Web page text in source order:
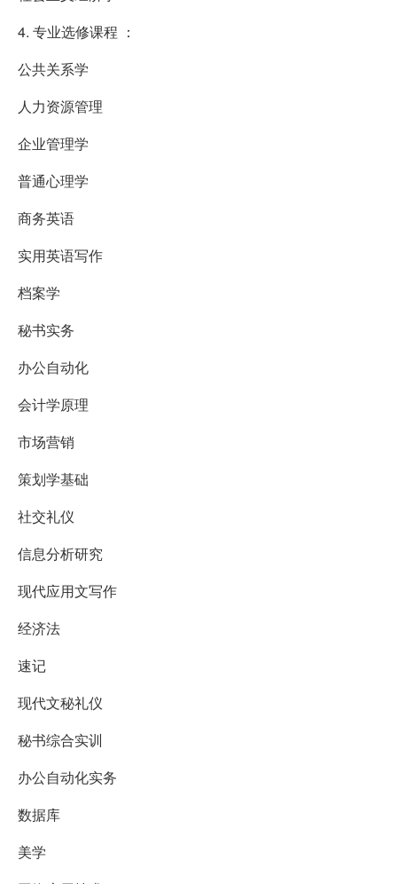
4. 专业选修课程 ：
公共关系学
人力资源管理
企业管理学
普通心理学
商务英语
实用英语写作
档案学
秘书实务
办公自动化
会计学原理
市场营销
策划学基础
社交礼仪
信息分析研究
现代应用文写作
经济法
速记
现代文秘礼仪
秘书综合实训
办公自动化实务
数据库
美学